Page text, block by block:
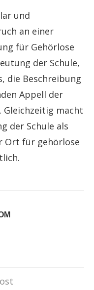
und
an einer
für Gehörlose
der Schule,
die Beschreibung
Appell der
Gleichzeitig macht
der Schule als
Ort für gehörlose